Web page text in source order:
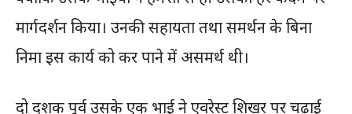
मार्गदर्शन किया। उनकी सहायता तथा समर्थन के बिना
निमा इस कार्य को कर पाने में असमर्थ थी।
दो दशक पूर्व उसके एक भाई ने एवरेस्ट शिखर पर चढ़ाई